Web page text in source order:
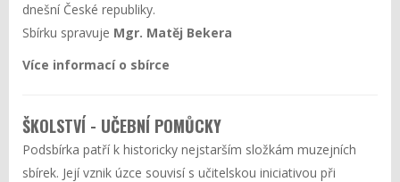
dnešní České republiky.
Sbírku spravuje Mgr. Matěj Bekera
Více informací o sbírce
ŠKOLSTVÍ - UČEBNÍ POMŮCKY
Podsbírka patří k historicky nejstarším složkám muzejních
sbírek. Její vznik úzce souvisí s učitelskou iniciativou při